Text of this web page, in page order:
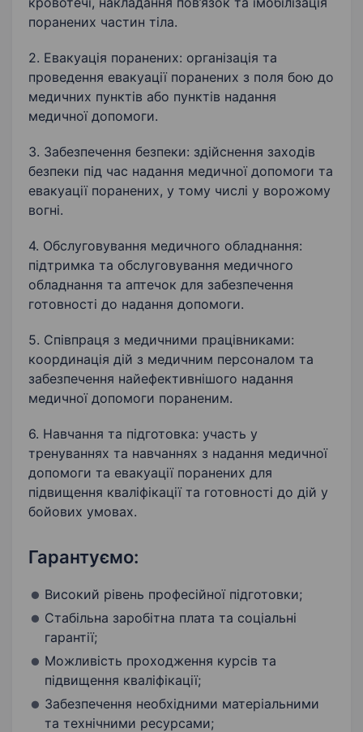
поранених частин тіла.
2. Евакуація поранених: організація та
проведення евакуації поранених з поля бою до
медичних пунктів або пунктів надання
медичної допомоги.
3. Забезпечення безпеки: здійснення заходів
безпеки під час надання медичної допомоги та
евакуації поранених, у тому числі у ворожому
вогні.
4. Обслуговування медичного обладнання:
підтримка та обслуговування медичного
обладнання та аптечок для забезпечення
готовності до надання допомоги.
5. Співпраця з медичними працівниками:
координація дій з медичним персоналом та
забезпечення найефективнішого надання
медичної допомоги пораненим.
6. Навчання та підготовка: участь у
тренуваннях та навчаннях з надання медичної
допомоги та евакуації поранених для
підвищення кваліфікації та готовності до дій у
бойових умовах.
Гарантуємо:
Високий рівень професійної підготовки;
Стабільна заробітна плата та соціальні
гарантії;
Можливість проходження курсів та
підвищення кваліфікації;
Забезпечення необхідними матеріальними
та технічними ресурсами;